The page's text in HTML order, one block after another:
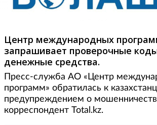
Центр международных
запрашивает проверочные
денежные средства.
Пресс-служба АО «Центр
программ» обратилась к
предупреждением о
корреспондент Total.kz.